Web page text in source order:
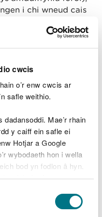
cwcis
o’r enw cwcis ar
safle weithio.
Mae’r rhain
y caiff ein safle ei
Hotjar a Google
wybodaeth hon i wella
bod yn fodlon â hyn.
eich dewis.
cyn i chi ddewis.
i chi wneud cais
Amddiffyn rhag
perygl
Ewrop
i effeithio ar
Ewrop (yn ystod y
yna mae'n bosibl y
Rhywogaethau a